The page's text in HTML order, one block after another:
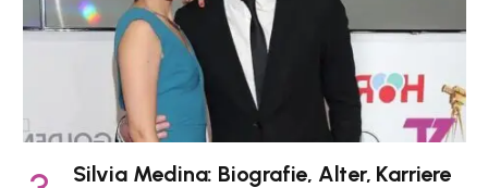
Silvia Medina: Biografie, Alter, Karriere